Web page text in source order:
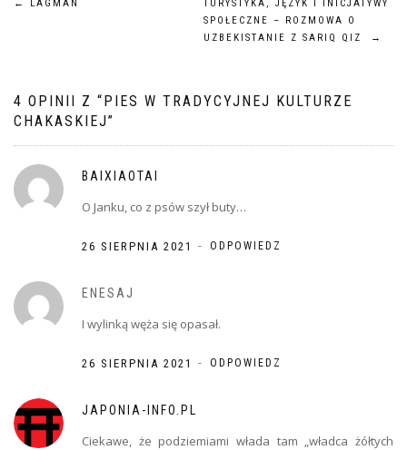
NAWIGACJA
← LAGMAN
TURYSTYKA, JĘZYK I INICJATYWY
SPOŁECZNE – ROZMOWA O
UZBEKISTANIE Z SARIQ QIZ
→
4 OPINII Z “PIES W TRADYCYJNEJ KULTURZE
CHAKASKIEJ”
BAIXIAOTAI
O Janku, co z psów szył buty…
26 SIERPNIA 2021 - ODPOWIEDZ
ENESAJ
I wylinką węża się opasał.
26 SIERPNIA 2021 - ODPOWIEDZ
JAPONIA-INFO.PL
Ciekawe, że podziemiami włada tam „władca żółtych